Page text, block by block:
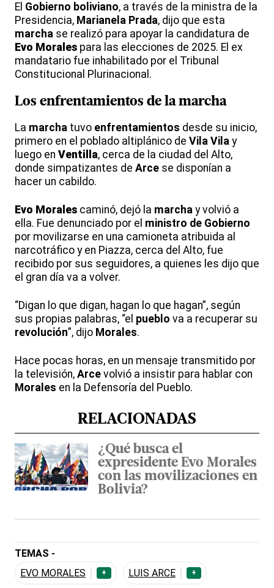
El Gobierno boliviano, a través de la ministra de la
Presidencia, Marianela Prada, dijo que esta
marcha se realizó para apoyar la candidatura de
Evo Morales para las elecciones de 2025. El ex
mandatario fue inhabilitado por el Tribunal
Constitucional Plurinacional.
Los enfrentamientos de lamarcha
La marcha tuvo enfrentamientos desde su inicio,
primero en el poblado altiplánico de Vila Vila y
luego en Ventilla, cerca de la ciudad del Alto,
donde simpatizantes de Arce se disponían a
hacer un cabildo.
Evo Morales caminó, dejó la marcha y volvió a
ella. Fue denunciado por el ministro de Gobierno
por movilizarse en una camioneta atribuida al
narcotráfico y en Piazza, cerca del Alto, fue
recibido por sus seguidores, a quienes les dijo que
el gran día va a volver.
“Digan lo que digan, hagan lo que hagan”, según
sus propias palabras, “el pueblo va a recuperar su
revolución”, dijo Morales.
Hace pocas horas, en un mensaje transmitido por
la televisión, Arce volvió a insistir para hablar con
Morales en la Defensoría del Pueblo.
RELACIONADAS
¿Qué busca el
expresidente Evo Morales
con las movilizaciones en
Bolivia?
TEMAS -
EVO MORALES
+ LUIS ARCE +